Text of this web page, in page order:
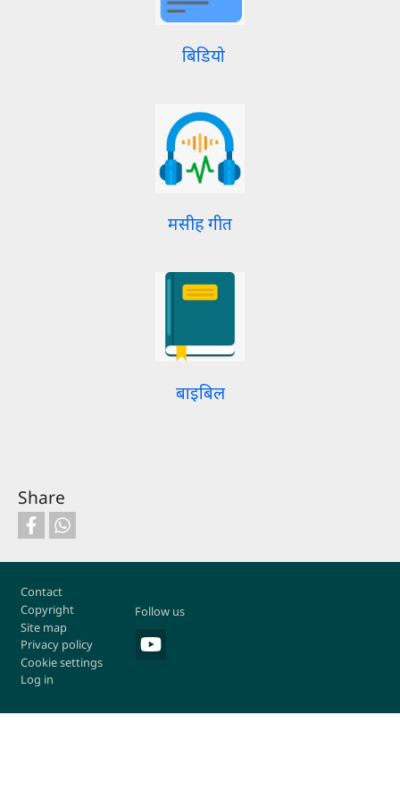
बिडियो
मसीह गीत
बाइबिल
Share
Footer
Contact
Copyright
Site map
Privacy policy
Cookie settings
Log in
Follow us